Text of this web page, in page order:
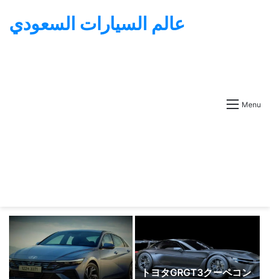
عالم السيارات السعودي
Menu
トヨタGRGT3クーペコン